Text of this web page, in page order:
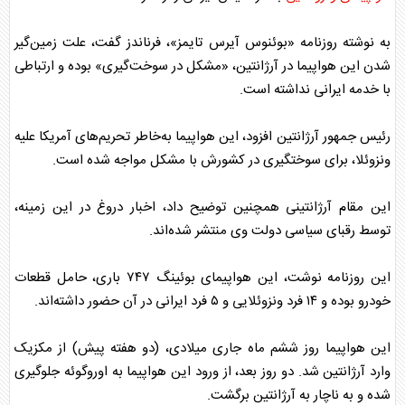
به نوشته روزنامه «بوئنوس آیرس تایمز»، فرناندز گفت، علت زمین‌گیر
شدن این هواپیما درآرژانتین، «مشکل در سوخت‌گیری» بوده و ارتباطی
با خدمه ایرانی نداشته است.
رئیس جمهورآرژانتین افزود، این هواپیما به‌خاطر تحریم‌های آمریکا علیه
ونزوئلا، برای سوختگیری در کشورش با مشکل مواجه شده است.
این مقام آرژانتینی همچنین توضیح داد، اخبار دروغ در این زمینه،
توسط رقبای سیاسی دولت وی منتشر شده‌اند.
این روزنامه نوشت، این هواپیمای بوئینگ ۷۴۷ باری، حامل قطعات
خودرو بوده و ۱۴ فرد ونزوئلایی و ۵ فرد ایرانی در آن حضور داشته‌اند.
این هواپیما روز ششم ماه جاری میلادی، (دو هفته پیش) از مکزیک
وارد آرژانتینشد. دو روز بعد، از ورود این هواپیما به اوروگوئه جلوگیری
شده و به ناچار بهآرژانتین برگشت.